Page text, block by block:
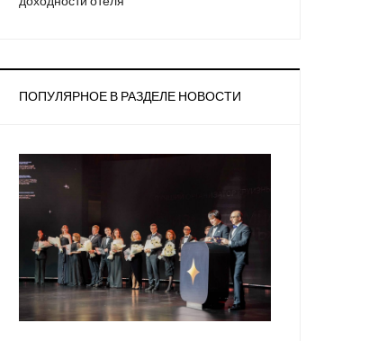
ПОПУЛЯРНОЕ В РАЗДЕЛЕ НОВОСТИ